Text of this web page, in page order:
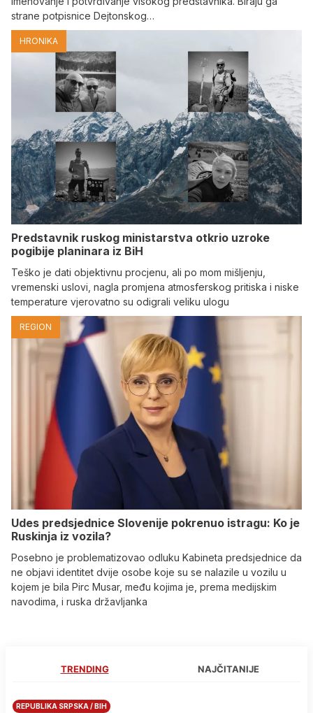
strane potpisnice Dejtonskog…
HRONIKA
Predstavnik ruskog ministarstva otkrio uzroke
pogibije planinara iz BiH
Teško je dati objektivnu procjenu, ali po mom mišljenju,
vremenski uslovi, nagla promjena atmosferskog pritiska i niske
temperature vjerovatno su odigrali veliku ulogu
REGION
Udes predsjednice Slovenije pokrenuo istragu: Ko je
Ruskinja iz vozila?
Posebno je problematizovao odluku Kabineta predsjednice da
ne objavi identitet dvije osobe koje su se nalazile u vozilu u
kojem je bila Pirc Musar, među kojima je, prema medijskim
navodima, i ruska državljanka
TRENDING NAJČITANIJE
REPUBLIKA SRPSKA / BIH